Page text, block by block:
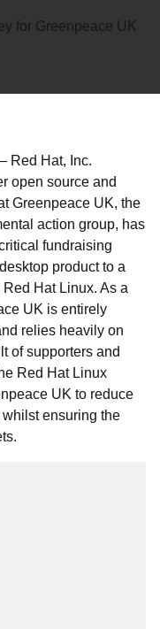
for Greenpeace UK
Red Hat, Inc.
open source and
Greenpeace UK, the
action group, has
fundraising
product to a
Hat Linux. As a
UK is entirely
relies heavily on
of supporters and
Red Hat Linux
UK to reduce
ensuring the